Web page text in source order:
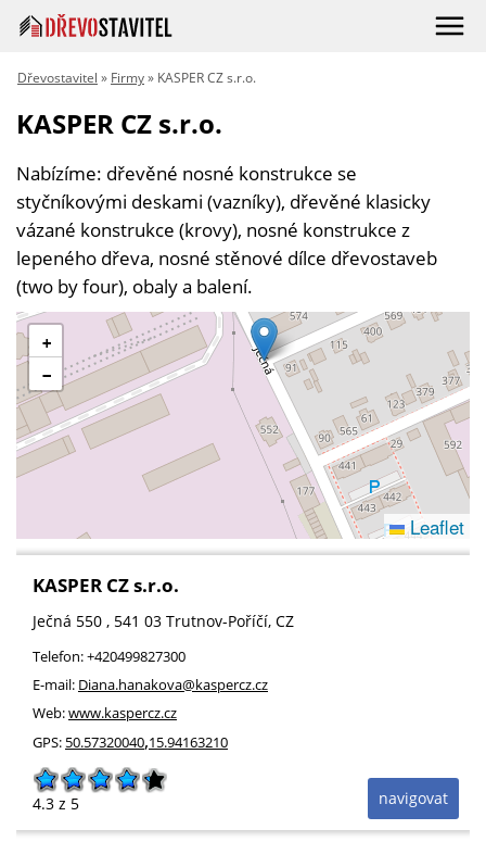
Dřevostavitel » Firmy» KASPER CZ s.r.o.
KASPER CZ s.r.o.
Nabízíme: dřevěné nosné konstrukce se
styčníkovými deskami (vazníky), dřevěné klasicky
vázané konstrukce (krovy), nosné konstrukce z
lepeného dřeva, nosné stěnové dílce dřevostaveb
(two by four), obaly a balení.
+
−
Leaflet
KASPER CZ s.r.o.
Ječná 550 , 541 03 Trutnov-Poříčí, CZ
Telefon:+420499827300
E-mail: Diana.hanakova@kaspercz.cz
Web:www.kaspercz.cz
GPS: 50.57320040,15.94163210
navigovat
4.3 z 5